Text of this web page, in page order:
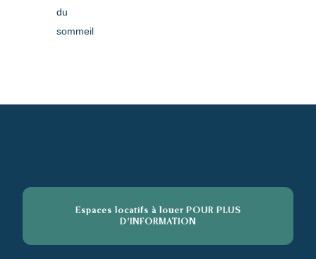
du
sommeil
Espaces locatifs à louer POUR PLUS
D'INFORMATION